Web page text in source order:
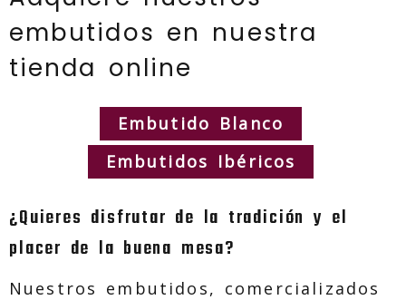
embutidos en nuestra
tienda online
Embutido Blanco
Embutidos Ibéricos
¿Quieres disfrutar de la tradición y el
placer de la buena mesa?
Nuestros embutidos, comercializados